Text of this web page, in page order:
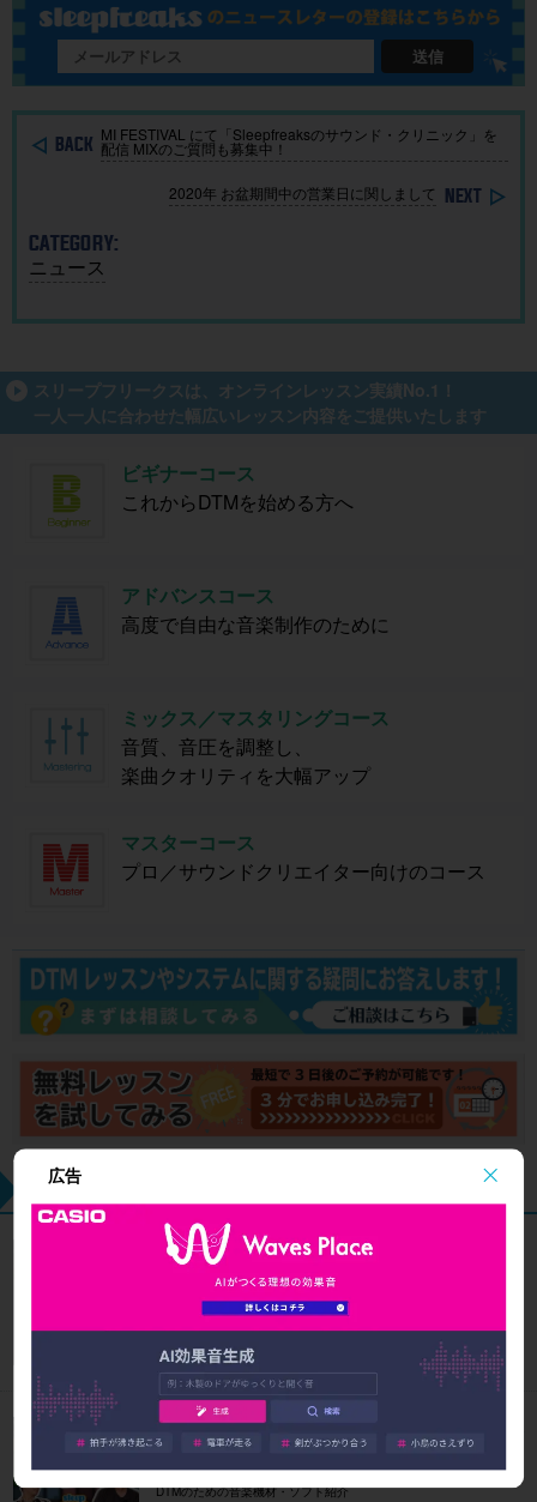
広告
送信
MI FESTIVAL にて「Sleepfreaksのサウンド・クリニック」を
配信 MIXのご質問も募集中！
2020年 お盆期間中の営業日に関しまして
CATEGORY:
ニュース
スリープフリークスは、オンラインレッスン実績No.1！
一人一人に合わせた幅広いレッスン内容をご提供いたします
ビギナーコース
これからDTMを始める方へ
アドバンスコース
高度で自由な音楽制作のために
ミックス／マスタリングコース
音質、音圧を調整し、
楽曲クオリティを大幅アップ
マスターコース
プロ／サウンドクリエイター向けのコース
最近の記事
SUNOの使い方とAI作曲がわかる！｜楽曲制作に生成AI
を取り入れる基本ガイド
2026/8/2
DTM × AI
著作権クリアなAI作曲アプリ「SOUNDRAW Grid」｜Ma
c・iOSでBGMを簡単に作成！
2026/7/24
DTMのための音楽機材・ソフト紹介